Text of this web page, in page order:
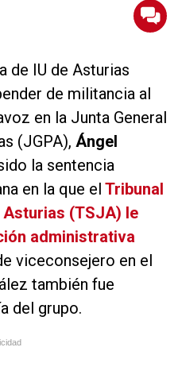
de IU de Asturias
de militancia al
en la Junta General
(JGPA), Ángel
la sentencia
en la que el Tribunal
(TSJA) le
administrativa
viceconsejero en el
también fue
del grupo.